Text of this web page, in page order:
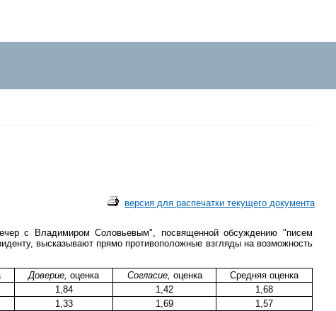
версия для распечатки текущего документа
с Владимиром Соловьевым", посвященной обсуждению "писем
высказывают прямо противоположные взгляды на возможность
Доверие, оценка Согласие, оценка
Средняя оценка
1,84 1,42
1,68
1,33 1,69
1,57